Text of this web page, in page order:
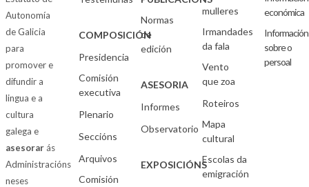
Autonomía
de Galicia
para
promover e
difundir a
lingua e a
cultura
galega e
asesorarás
Administracións
neses
COMPOSICIÓN
Presidencia
Comisión
executiva
Plenario
Seccións
Arquivos
Comisión
Normas
de
edición
ASESORIA
Informes
Observatorio
EXPOSICIÓNS
mulleres
Irmandades
da fala
Vento
que zoa
Roteiros
Mapa
cultural
Escolas da
emigración
económica
Información
sobre o
persoal